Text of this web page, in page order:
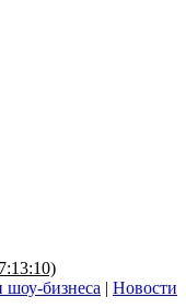
шоу-бизнеса | Новости